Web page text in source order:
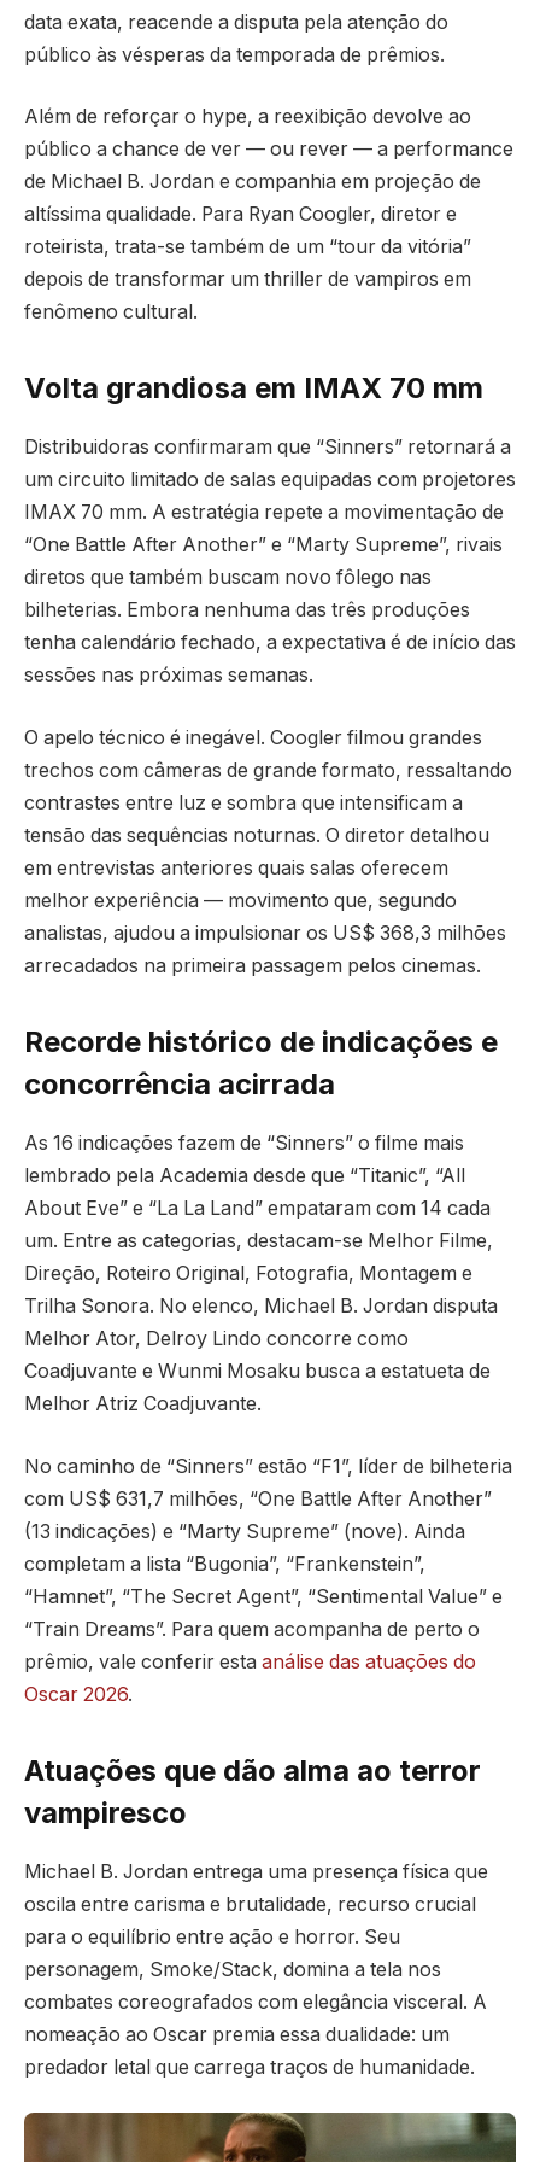
data exata, reacende a disputa pela atenção do
público às vésperas da temporada de prêmios.
Além de reforçar o hype, a reexibição devolve ao
público a chance de ver — ou rever — a performance
de Michael B. Jordan e companhia em projeção de
altíssima qualidade. Para Ryan Coogler, diretor e
roteirista, trata-se também de um “tour da vitória”
depois de transformar um thriller de vampiros em
fenômeno cultural.
Volta grandiosa em IMAX 70 mm
Distribuidoras confirmaram que “Sinners” retornará a
um circuito limitado de salas equipadas com projetores
IMAX 70 mm. A estratégia repete a movimentação de
“One Battle After Another” e “Marty Supreme”, rivais
diretos que também buscam novo fôlego nas
bilheterias. Embora nenhuma das três produções
tenha calendário fechado, a expectativa é de início das
sessões nas próximas semanas.
O apelo técnico é inegável. Coogler filmou grandes
trechos com câmeras de grande formato, ressaltando
contrastes entre luz e sombra que intensificam a
tensão das sequências noturnas. O diretor detalhou
em entrevistas anteriores quais salas oferecem
melhor experiência — movimento que, segundo
analistas, ajudou a impulsionar os US$ 368,3 milhões
arrecadados na primeira passagem pelos cinemas.
Recorde histórico de indicações e
concorrência acirrada
As 16 indicações fazem de “Sinners” o filme mais
lembrado pela Academia desde que “Titanic”, “All
About Eve” e “La La Land” empataram com 14 cada
um. Entre as categorias, destacam-se Melhor Filme,
Direção, Roteiro Original, Fotografia, Montagem e
Trilha Sonora. No elenco, Michael B. Jordan disputa
Melhor Ator, Delroy Lindo concorre como
Coadjuvante e Wunmi Mosaku busca a estatueta de
Melhor Atriz Coadjuvante.
No caminho de “Sinners” estão “F1”, líder de bilheteria
com US$ 631,7 milhões, “One Battle After Another”
(13 indicações) e “Marty Supreme” (nove). Ainda
completam a lista “Bugonia”, “Frankenstein”,
“Hamnet”, “The Secret Agent”, “Sentimental Value” e
“Train Dreams”. Para quem acompanha de perto o
prêmio, vale conferir esta análise das atuações do
Oscar 2026.
Atuações que dão alma ao terror
vampiresco
Michael B. Jordan entrega uma presença física que
oscila entre carisma e brutalidade, recurso crucial
para o equilíbrio entre ação e horror. Seu
personagem, Smoke/Stack, domina a tela nos
combates coreografados com elegância visceral. A
nomeação ao Oscar premia essa dualidade: um
predador letal que carrega traços de humanidade.